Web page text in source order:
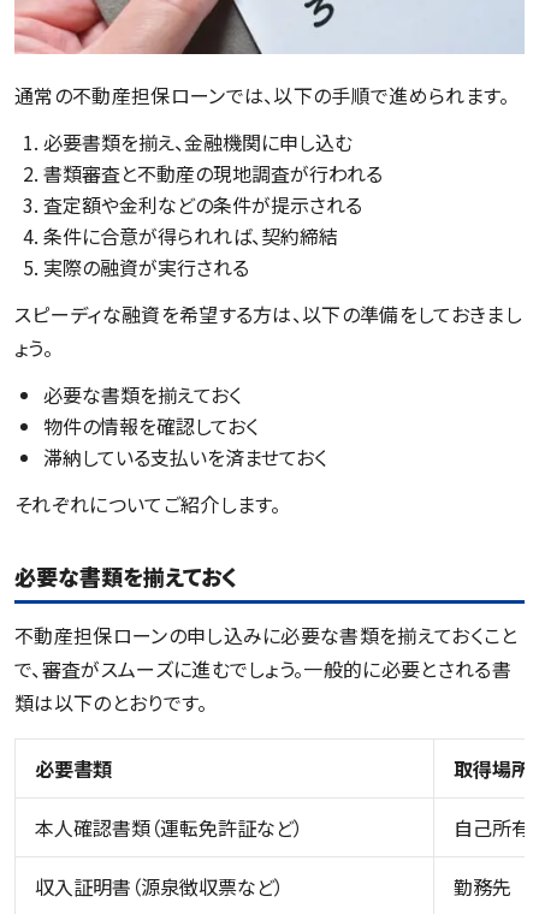
通常の不動産担保ローンでは、以下の手順で進められます。
必要書類を揃え、金融機関に申し込む
書類審査と不動産の現地調査が行われる
査定額や金利などの条件が提示される
条件に合意が得られれば、契約締結
実際の融資が実行される
スピーディな融資を希望する方は、以下の準備をしておきまし
ょう。
必要な書類を揃えておく
物件の情報を確認しておく
滞納している支払いを済ませておく
それぞれについてご紹介します。
必要な書類を揃えておく
不動産担保ローンの申し込みに必要な書類を揃えておくこと
で、審査がスムーズに進むでしょう。一般的に必要とされる書
類は以下のとおりです。
必要書類 取得場所
本人確認書類（運転免許証など） 自己所有
収入証明書（源泉徴収票など） 勤務先